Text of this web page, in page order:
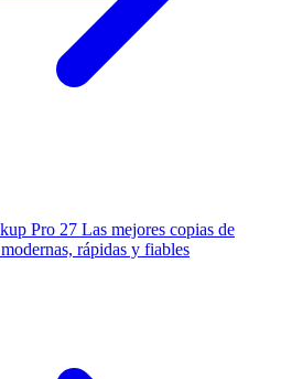
Pro 27 Las mejores copias de
rápidas y fiables